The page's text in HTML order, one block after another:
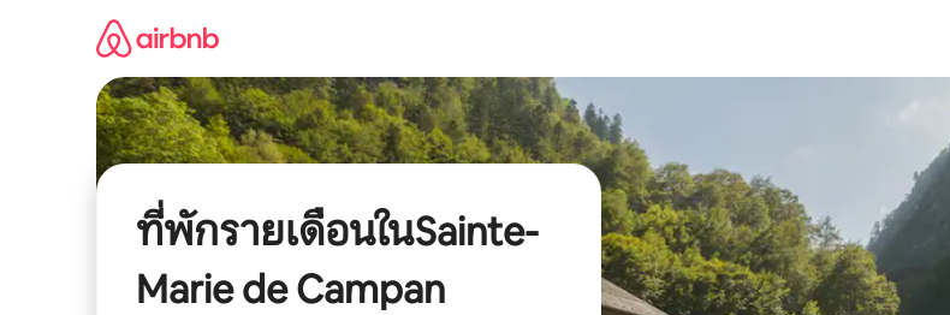
ที่พักรายเดือนในSainte-
Marie de Campan